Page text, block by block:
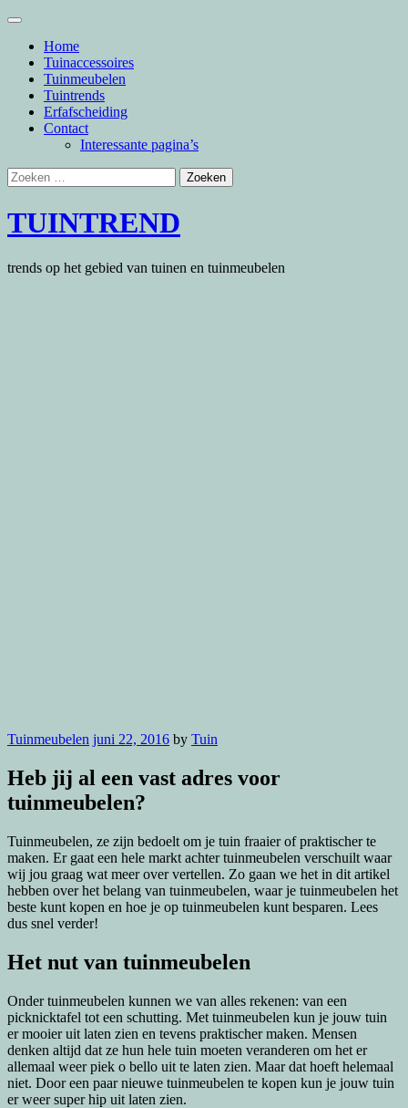
Skip
contentHome
Tuinaccessoires
Tuinmeubelen
Tuintrends
Erfafscheiding
Contact
Interessante pagina’s
Zoeken
naar:
TUINTREND
trends op het gebied van tuinen en tuinmeubelen
Tuinmeubelen juni 22, 2016 by Tuin
Heb jij al een vast adres voor
tuinmeubelen?
Tuinmeubelen, ze zijn bedoelt om je tuin fraaier of praktischer te
maken. Er gaat een hele markt achter tuinmeubelen verschuilt waar
wij jou graag wat meer over vertellen. Zo gaan we het in dit artikel
hebben over het belang van tuinmeubelen, waar je tuinmeubelen het
beste kunt kopen en hoe je op tuinmeubelen kunt besparen. Lees
dus snel verder!
Het nut van tuinmeubelen
Onder tuinmeubelen kunnen we van alles rekenen: van een
picknicktafel tot een schutting. Met tuinmeubelen kun je jouw tuin
er mooier uit laten zien en tevens praktischer maken. Mensen
denken altijd dat ze hun hele tuin moeten veranderen om het er
allemaal weer piek o bello uit te laten zien. Maar dat hoeft helemaal
niet. Door een paar nieuwe tuinmeubelen te kopen kun je jouw tuin
er weer super hip uit laten zien.